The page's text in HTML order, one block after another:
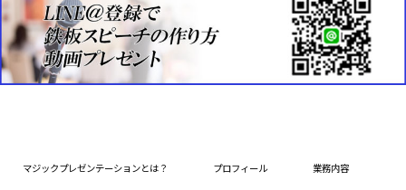
マジックプレゼンテーションとは？ プロフィール 業務内容